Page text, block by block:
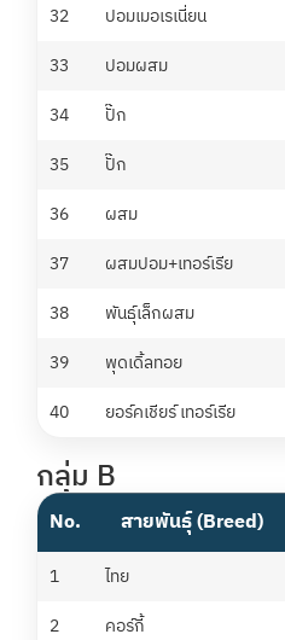
32
ปอมเมอเรเนี่ยน
33
ปอมผสม
34
ปั๊ก
35
ปั๊ก
36
ผสม
37
ผสมปอม+เทอร์เรีย
38
พันธุ์เล็กผสม
39
พุดเดิ้ลทอย
40
ยอร์คเชียร์ เทอร์เรีย
กลุ่ม B
No. สายพันธุ์ (Breed)
1 ไทย
2
คอร์กี้